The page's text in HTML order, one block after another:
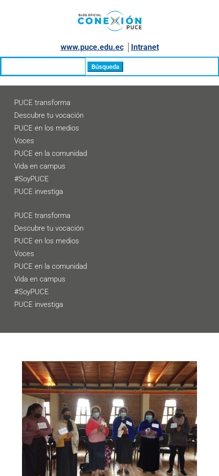
www.puce.edu.ec│ Intranet
PUCE transforma
Descubre tu vocación
PUCE en los medios
Voces
PUCE en la comunidad
Vida en campus
#SoyPUCE
PUCE investiga
PUCE transforma
Descubre tu vocación
PUCE en los medios
Voces
PUCE en la comunidad
Vida en campus
#SoyPUCE
PUCE investiga